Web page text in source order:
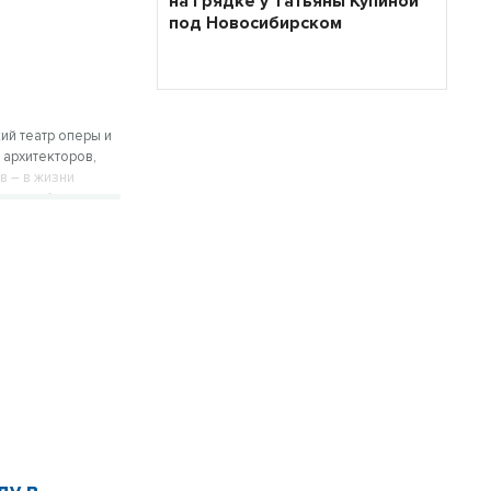
театр оперы и
– в жизни
в рубрике
под Новосибирском